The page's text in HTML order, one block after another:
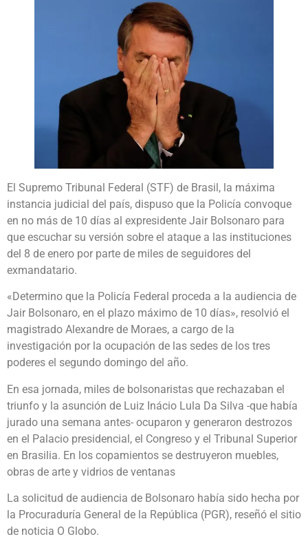
El Supremo Tribunal Federal (STF) de Brasil, la máxima
instancia judicial del país, dispuso que la Policía convoque
en no más de 10 días al expresidente Jair Bolsonaro para
que escuchar su versión sobre el ataque a las instituciones
del 8 de enero por parte de miles de seguidores del
exmandatario.
«Determino que la Policía Federal proceda a la audiencia de
Jair Bolsonaro, en el plazo máximo de 10 días», resolvió el
magistrado Alexandre de Moraes, a cargo de la
investigación por la ocupación de las sedes de los tres
poderes el segundo domingo del año.
En esa jornada, miles de bolsonaristas que rechazaban el
triunfo y la asunción de Luiz Inácio Lula Da Silva -que había
jurado una semana antes- ocuparon y generaron destrozos
en el Palacio presidencial, el Congreso y el Tribunal Superior
en Brasilia. En los copamientos se destruyeron muebles,
obras de arte y vidrios de ventanas
La solicitud de audiencia de Bolsonaro había sido hecha por
la Procuraduría General de la República (PGR), reseñó el sitio
de noticia O Globo.